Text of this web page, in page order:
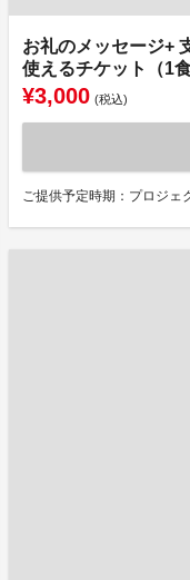
お礼のメッセージ+
使えるチケット（1食
¥3,000 (税込)
ご提供予定時期：プロジェ